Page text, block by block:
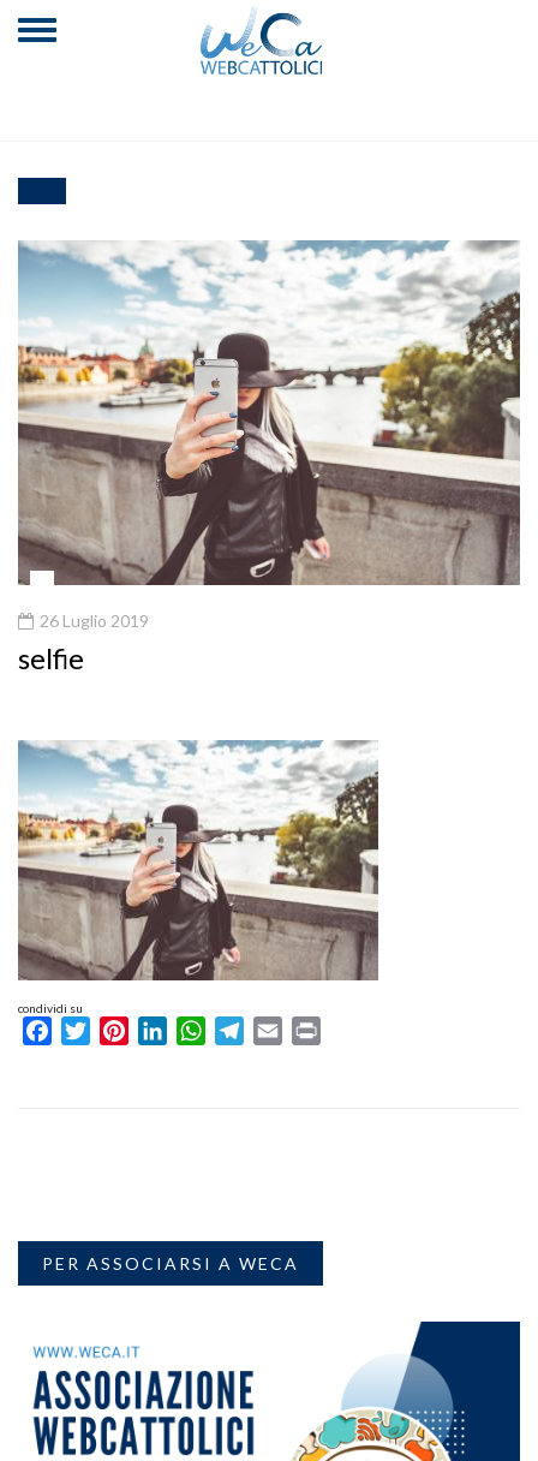
26 Luglio 2019
selfie
condividi su
FacebookTwitterPinterestLinkedInWhatsAppTelegram
Email
PER ASSOCIARSI A WECA